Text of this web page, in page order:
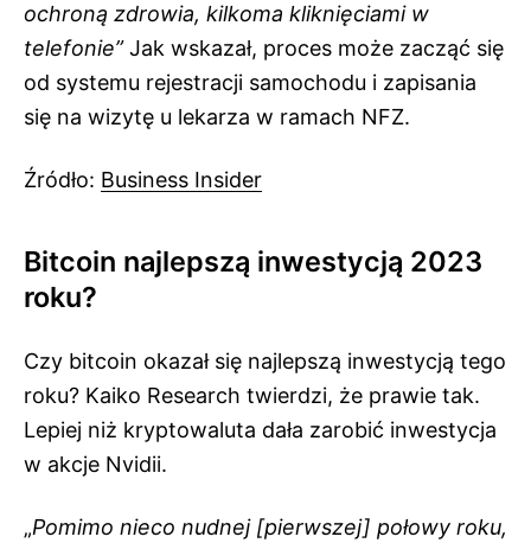
ochroną zdrowia, kilkoma kliknięciami w
telefonie”Jak wskazał, proces może zacząć się
od systemu rejestracji samochodu i zapisania
się na wizytę u lekarza w ramach NFZ.
Źródło: Business Insider
Bitcoin najlepszą inwestycją 2023
roku?
Czy bitcoin okazał się najlepszą inwestycją tego
roku? Kaiko Research twierdzi, że prawie tak.
Lepiej niż kryptowaluta dała zarobić inwestycja
w akcje Nvidii.
„Pomimo nieco nudnej [pierwszej] połowy roku,